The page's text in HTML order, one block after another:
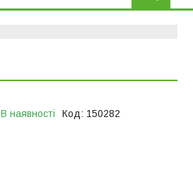
В наявності Код: 150282